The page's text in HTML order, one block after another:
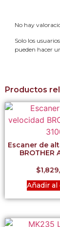
No hay
Solo los
pueden hacer
Productos
Escaner de
BROTHER
$
Añadir al